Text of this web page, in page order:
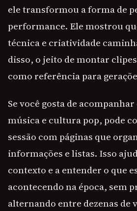
ele transformou a forma de
performance. Ele mostrou
técnica e criatividade
disso, o jeito de montar
como referência para
Se você gosta de
música e cultura pop, pode
sessão com páginas que
informações e listas. Isso
contexto e a entender o que
acontecendo na época, sem
alternando entre dezenas de